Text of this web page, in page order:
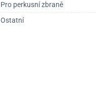
Pro perkusní zbraně
Ostatní